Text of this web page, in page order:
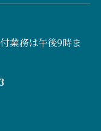
業務は午後9時ま